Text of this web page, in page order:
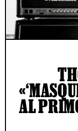
AL